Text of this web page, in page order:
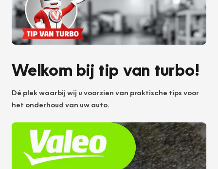
Welkom bij tip van turbo!
Dé plek waarbij wij u voorzien van praktische tips voor
het onderhoud van uw auto.